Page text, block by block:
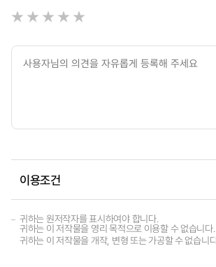
이용조건
귀하는 원저작자를 표시하여야 합니다.
귀하는 이 저작물을 영리 목적으로 이용할 수 없습니다.
귀하는 이 저작물을 개작, 변형 또는 가공할 수 없습니